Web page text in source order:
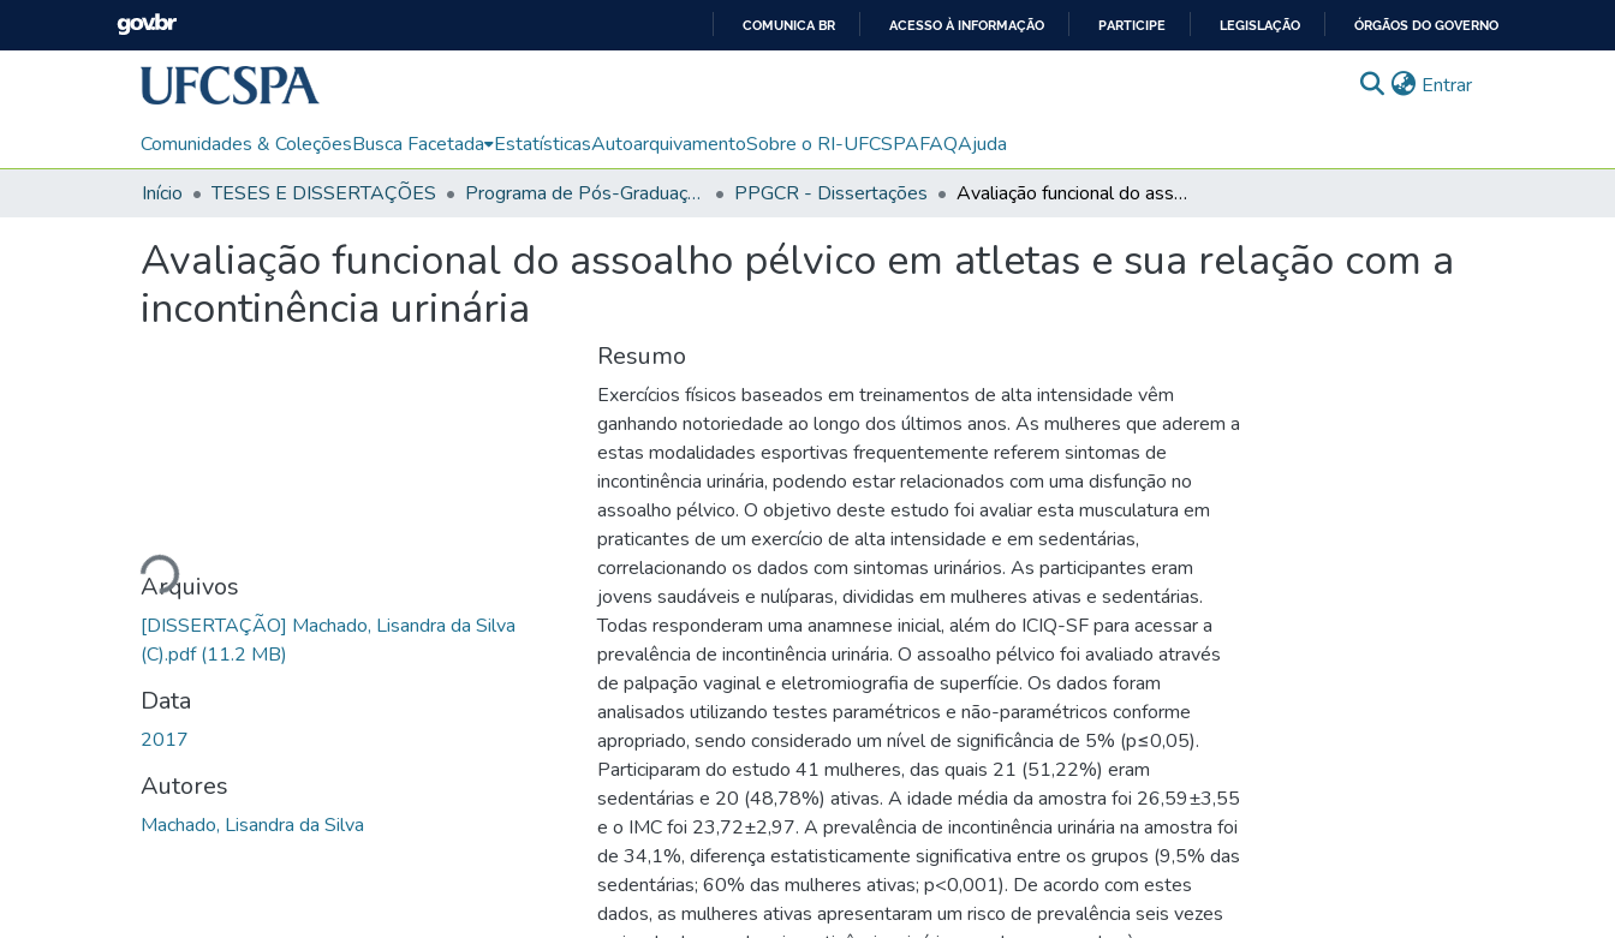
CONTEÚDO
COMUNICA BR ACESSO À INFORMAÇÃO PARTICIPE LEGISLAÇÃO ÓRGÃOS DO GOVERNO
Entrar(current)
Comunidades & ColeçõesBusca Facetada EstatísticasAutoarquivamentoSobre o RI-UFCSPAFAQAjuda
Início
TESES E DISSERTAÇÕES Programa de Pós-Graduação em Ciências da Reabilitação PPGCR - Dissertações Avaliação funcional do assoalho pélvico em atletas e sua relação com a incontinência urinária
Avaliação funcional do assoalho pélvico em atletas e sua relação com a
incontinência urinária
Carregando...
Arquivos
[DISSERTAÇÃO] Machado, Lisandra da Silva
(C).pdf(11.2 MB)
Data
2017
Autores
Machado, Lisandra da Silva
Resumo
Exercícios físicos baseados em treinamentos de alta intensidade vêm
ganhando notoriedade ao longo dos últimos anos. As mulheres que aderem a
estas modalidades esportivas frequentemente referem sintomas de
incontinência urinária, podendo estar relacionados com uma disfunção no
assoalho pélvico. O objetivo deste estudo foi avaliar esta musculatura em
praticantes de um exercício de alta intensidade e em sedentárias,
correlacionando os dados com sintomas urinários. As participantes eram
jovens saudáveis e nulíparas, divididas em mulheres ativas e sedentárias.
Todas responderam uma anamnese inicial, além do ICIQ-SF para acessar a
prevalência de incontinência urinária. O assoalho pélvico foi avaliado através
de palpação vaginal e eletromiografia de superfície. Os dados foram
analisados utilizando testes paramétricos e não-paramétricos conforme
apropriado, sendo considerado um nível de significância de 5% (p≤0,05).
Participaram do estudo 41 mulheres, das quais 21 (51,22%) eram
sedentárias e 20 (48,78%) ativas. A idade média da amostra foi 26,59±3,55
e o IMC foi 23,72±2,97. A prevalência de incontinência urinária na amostra foi
de 34,1%, diferença estatisticamente significativa entre os grupos (9,5% das
sedentárias; 60% das mulheres ativas; p<0,001). De acordo com estes
dados, as mulheres ativas apresentaram um risco de prevalência seis vezes